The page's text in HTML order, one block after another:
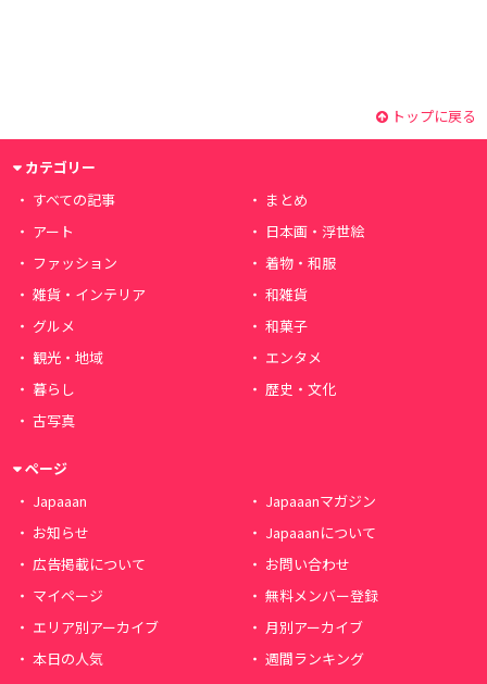
トップに戻る
カテゴリー
すべての記事
まとめ
アート
日本画・浮世絵
ファッション
着物・和服
雑貨・インテリア
和雑貨
グルメ
和菓子
観光・地域
エンタメ
暮らし
歴史・文化
古写真
ページ
Japaaan
Japaaanマガジン
お知らせ
Japaaanについて
広告掲載について
お問い合わせ
マイページ
無料メンバー登録
エリア別アーカイブ
月別アーカイブ
本日の人気
週間ランキング